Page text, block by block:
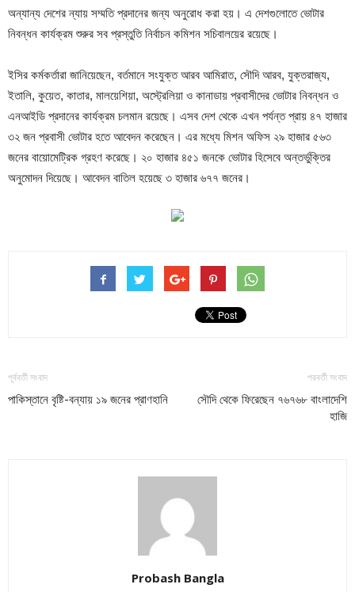
অন্যান্য দেশের ন্যায় সম্মতি প্রদানের জন্য অনুরোধ করা হয়। এ দেশগুলোতে ভোটার
নিবন্ধন কার্যক্রম শুরুর সব প্রস্তুতি নির্বাচন কমিশন সচিবালয়ের রয়েছে।
ইসির কর্মকর্তারা জানিয়েছেন, বর্তমানে সংযুক্ত আরব আমিরাত, সৌদি আরব, যুক্তরাজ্য,
ইতালি, কুয়েত, কাতার, মালয়েশিয়া, অস্ট্রেলিয়া ও কানাডায় প্রবাসীদের ভোটার নিবন্ধন ও
এনআইডি প্রদানের কার্যক্রম চলমান রয়েছে। এসব দেশ থেকে এখন পর্যন্ত প্রায় ৪৭ হাজার
৩২ জন প্রবাসী ভোটার হতে আবেদন করেছেন। এর মধ্যে মিশন অফিস ২৯ হাজার ৫৬৩
জনের বায়োমেট্রিক গ্রহণ করেছে। ২০ হাজার ৪৫১ জনকে ভোটার হিসেবে অন্তর্ভুক্তির
অনুমোদন দিয়েছে। আবেদন বাতিল হয়েছে ৩ হাজার ৬৭৭ জনের।
পূর্ববর্তী সংবাদ
পাকিস্তানে বৃষ্টি-বন্যায় ১৯ জনের প্রাণহানি
পরবর্তী সংবাদ
সৌদি থেকে ফিরেছেন ৭৬৭৬৮ বাংলাদেশি
হাজি
Probash Bangla